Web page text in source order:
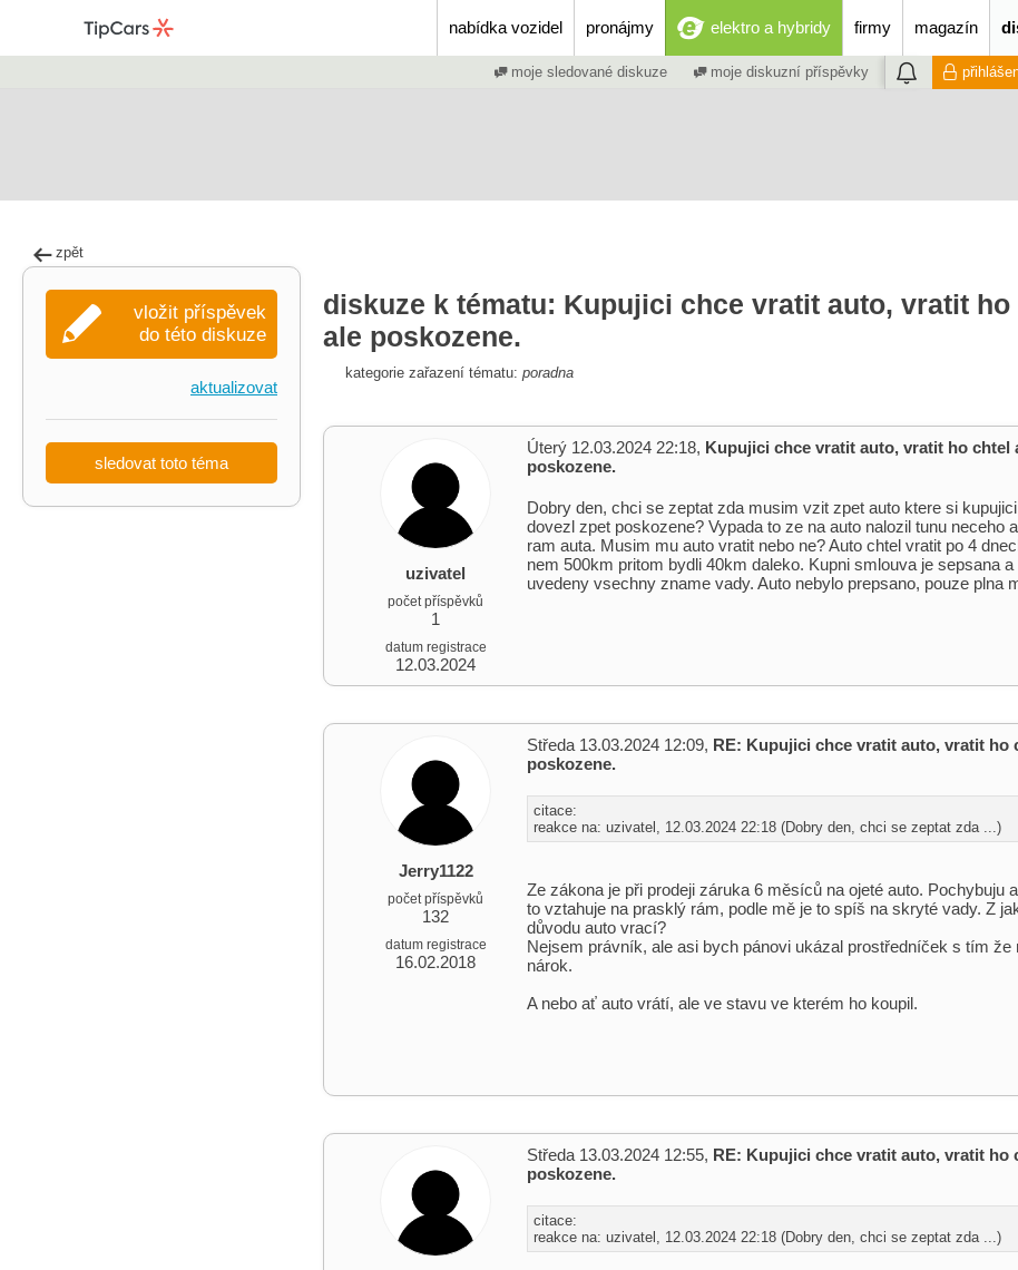
nabídka vozidel pronájmy elektro a hybridy firmy magazín
moje sledované diskuze moje diskuzní příspěvky
zpět
diskuze k tématu: Kupujici chce vratit auto, vratit ho
ale poskozene.
kategorie zařazení tématu: poradna
uzivatel
počet příspěvků
1
datum registrace
12.03.2024
Úterý 12.03.2024 22:18, Kupujici chce vratit auto, vratit ho chtel
poskozene.
Dobry den, chci se zeptat zda musim vzit zpet auto ktere si
dovezl zpet poskozene? Vypada to ze na auto nalozil tunu neceho
ram auta. Musim mu auto vratit nebo ne? Auto chtel vratit po 4
nem 500km pritom bydli 40km daleko. Kupni smlouva je sepsana a
uvedeny vsechny zname vady. Auto nebylo prepsano, pouze plna
Jerry1122
počet příspěvků
132
datum registrace
16.02.2018
Středa 13.03.2024 12:09, RE: Kupujici chce vratit auto, vratit ho
poskozene.
citace:
reakce na: uzivatel, 12.03.2024 22:18 (Dobry den, chci se zeptat zda ...)
Ze zákona je při prodeji záruka 6 měsíců na ojeté auto. Pochybuju
to vztahuje na prasklý rám, podle mě je to spíš na skryté vady. Z
důvodu auto vrací?
Nejsem právník, ale asi bych pánovi ukázal prostředníček s tím že
nárok.
A nebo ať auto vrátí, ale ve stavu ve kterém ho koupil.
Středa 13.03.2024 12:55, RE: Kupujici chce vratit auto, vratit ho
poskozene.
citace:
reakce na: uzivatel, 12.03.2024 22:18 (Dobry den, chci se zeptat zda ...)
vložit příspěvek
do této diskuze
aktualizovat
sledovat toto téma